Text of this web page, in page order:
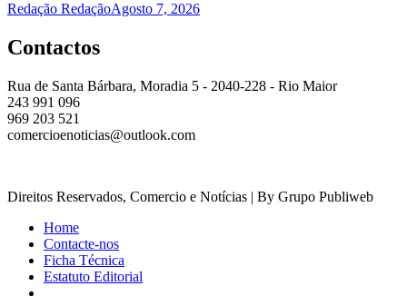
Redação RedaçãoAgosto 7, 2026
Contactos
Rua de Santa Bárbara, Moradia 5 - 2040-228 - Rio Maior
243 991 096
969 203 521
comercioenoticias@outlook.com
Direitos Reservados, Comercio e Notícias | By Grupo Publiweb
Home
Contacte-nos
Ficha Técnica
Estatuto Editorial